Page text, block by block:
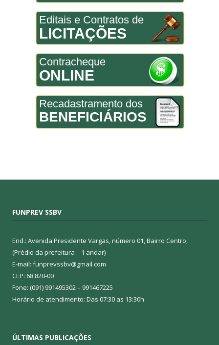
Editais e Contratos de
LICITAÇÕES
Contracheque
ONLINE
Recadastramento dos
BENEFICIÁRIOS
FUNPREV SSBV
End.: Avenida Presidente Vargas, número 01, Bairro Centro,
(Prédio da prefeitura – 1 andar)
E-mail: funprevssbv@gmail.com
CEP: 68.820-00
Fone: (091) 991495302 – 991467225
Horário de atendimento: Das 07:30 as 13:30h
ÚLTIMAS PUBLICAÇÕES